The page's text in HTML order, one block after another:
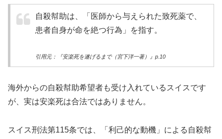
自殺幇助は、「医師から与えられた致死薬で、
患者自身が命を絶つ行為」を指す。
引用元：『安楽死を遂げるまで（宮下洋一著）』p.10
海外からの自殺幇助希望者も受け入れているスイスです
が、実は安楽死は合法ではありません。
スイス刑法第115条では、「利己的な動機」による自殺幇